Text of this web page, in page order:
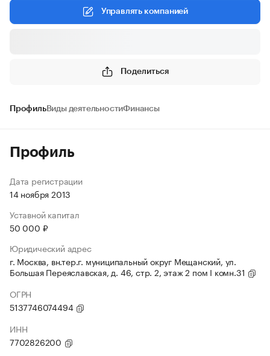
Управлять компанией
Поделиться
ПрофильВиды деятельностиФинансы
Профиль
Дата регистрации
14 ноября 2013
Уставной капитал
50 000 ₽
Юридический адрес
г. Москва, вн.тер.г. муниципальный округ Мещанский, ул.
Большая Переяславская, д. 46, стр. 2, этаж 2 пом I комн.31
ОГРН
5137746074494
ИНН
7702826200